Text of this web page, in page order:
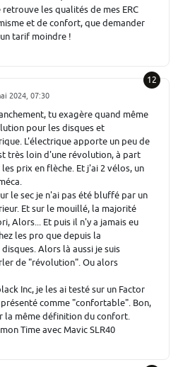
les qualités de mes ERC
et de confort, que demander
tarif moindre !
12
2024, 07:30
tu exagère quand même
pour les disques et
L'électrique apporte un peu de
très loin d'une révolution, à part
prix en flèche. Et j'ai 2 vélos, un
le sec je n'ai pas été bluffé par un
Et sur le mouillé, la majorité
Alors... Et puis il n'y a jamais eu
les pro que depuis la
Alors là aussi je suis
de "révolution". Ou alors
Inc, je les ai testé sur un Factor
comme "confortable". Bon,
la même définition du confort.
Time avec Mavic SLR40